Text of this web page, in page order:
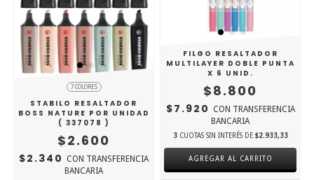
7 COLORES
STABILO RESALTADOR
BOSS NATURE POR UNIDAD
( 337078 )
$2.600
$2.340 CON TRANSFERENCIA
BANCARIA
FILGO RESALTADOR
MULTILAYER DOBLE PUNTA
X 6 UNID.
$8.800
$7.920 CON TRANSFERENCIA
BANCARIA
3 CUOTAS SIN INTERÉS DE $2.933,33